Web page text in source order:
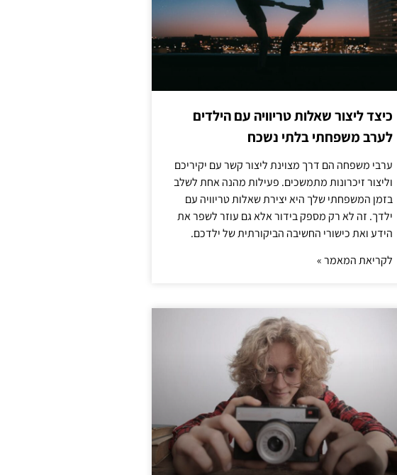
כיצד ליצור שאלות טריוויה עם הילדים
לערב משפחתי בלתי נשכח
ערבי משפחה הם דרך מצוינת ליצור קשר עם יקיריכם
וליצור זיכרונות מתמשכים. פעילות מהנה אחת לשלב
בזמן המשפחתי שלך היא יצירת שאלות טריוויה עם
ילדך. זה לא רק מספק בידור אלא גם עוזר לשפר את
הידע ואת כישורי החשיבה הביקורתית של ילדכם.
לקריאת המאמר »